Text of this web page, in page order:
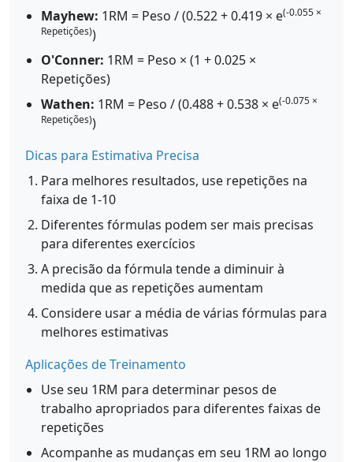
Mayhew: 1RM = Peso / (0.522 + 0.419 × e(-0.055 ×
Repetições))
O'Conner: 1RM = Peso × (1 + 0.025 ×
Repetições)
Wathen: 1RM = Peso / (0.488 + 0.538 × e(-0.075 ×
Repetições))
Dicas para Estimativa Precisa
Para melhores resultados, use repetições na
faixa de 1-10
Diferentes fórmulas podem ser mais precisas
para diferentes exercícios
A precisão da fórmula tende a diminuir à
medida que as repetições aumentam
Considere usar a média de várias fórmulas para
melhores estimativas
Aplicações de Treinamento
Use seu 1RM para determinar pesos de
trabalho apropriados para diferentes faixas de
repetições
Acompanhe as mudanças em seu 1RM ao longo